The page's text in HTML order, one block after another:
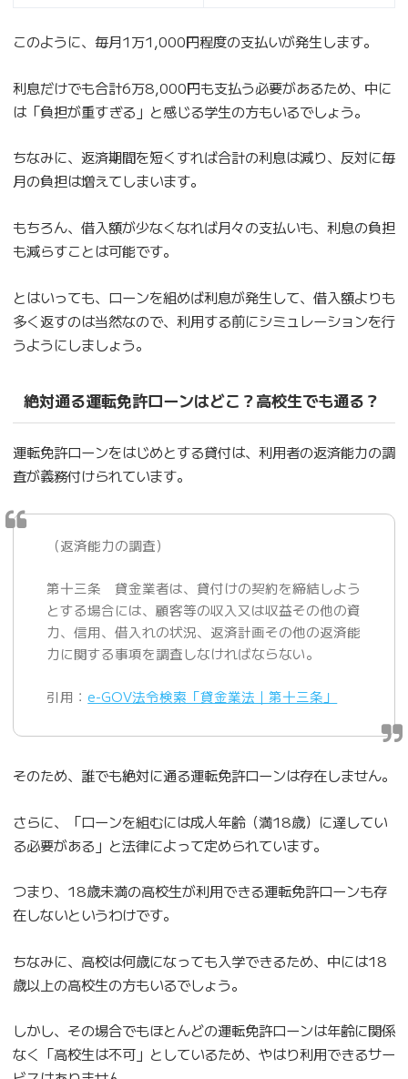
このように、毎月1万1,000円程度の支払いが発生します。
利息だけでも合計6万8,000円も支払う必要があるため、中に
は「負担が重すぎる」と感じる学生の方もいるでしょう。
ちなみに、返済期間を短くすれば合計の利息は減り、反対に毎
月の負担は増えてしまいます。
もちろん、借入額が少なくなれば月々の支払いも、利息の負担
も減らすことは可能です。
とはいっても、ローンを組めば利息が発生して、借入額よりも
多く返すのは当然なので、利用する前にシミュレーションを行
うようにしましょう。
絶対通る運転免許ローンはどこ？高校生でも通る？
運転免許ローンをはじめとする貸付は、利用者の返済能力の調
査が義務付けられています。
（返済能力の調査）
第十三条 貸金業者は、貸付けの契約を締結しよう
とする場合には、顧客等の収入又は収益その他の資
力、信用、借入れの状況、返済計画その他の返済能
力に関する事項を調査しなければならない。
引用：e-GOV法令検索「貸金業法｜第十三条」
そのため、誰でも絶対に通る運転免許ローンは存在しません。
さらに、「ローンを組むには成人年齢（満18歳）に達してい
る必要がある」と法律によって定められています。
つまり、18歳未満の高校生が利用できる運転免許ローンも存
在しないというわけです。
ちなみに、高校は何歳になっても入学できるため、中には18
歳以上の高校生の方もいるでしょう。
しかし、その場合でもほとんどの運転免許ローンは年齢に関係
なく「高校生は不可」としているため、やはり利用できるサー